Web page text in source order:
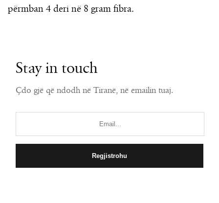
përmban 4 deri në 8 gram fibra.
Stay in touch
Çdo gjë që ndodh në Tiranë, në emailin tuaj.